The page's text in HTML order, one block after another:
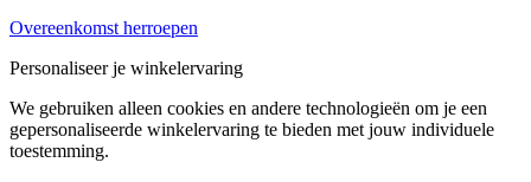
Overeenkomst herroepen
Personaliseer je winkelervaring
We gebruiken alleen cookies en andere technologieën om je een
gepersonaliseerde winkelervaring te bieden met jouw individuele
toestemming.